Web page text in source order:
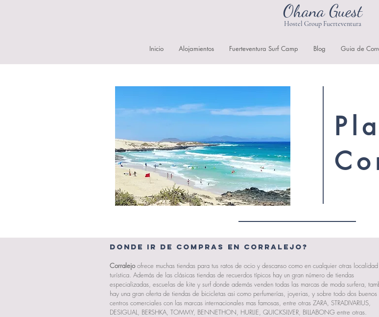
Ohana Guest
Hostel Group Fuerteventura
Inicio Alojamientos Fuerteventura Surf Camp Blog Guia de
Donde ir de compras en Corralejo?
Corralejoofrece muchas tiendas para tus ratos de ocio y descanso como en cualquier otras localidad
turística. Además de las clásicas tiendas de recuerdos típicos hay un gran número de tiendas
especializadas, escuelas de kite y surf donde además venden todas las marcas de moda surfera,
hay una gran oferta de tiendas de bicicletas asi como perfumerías, joyerias, y sobre todo dos buenos
centros comerciales con las marcas internacionales mas famosas, entre otras ZARA, STRADIVARIUS,
DESIGUAL, BERSHKA, TOMMY, BENNETHON, HURLIE, QUICKSILVER, BILLABONG entre otras.